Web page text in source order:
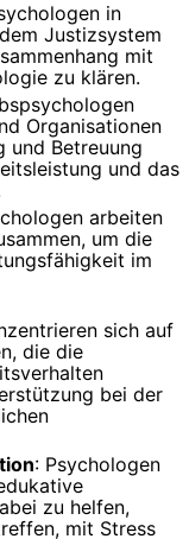
in
Justizsystem
mit
zu klären.
Organisationen
und Betreuung
und das
arbeiten
um die
im
sich auf
die die
bei der
: Psychologen
zu helfen,
mit Stress